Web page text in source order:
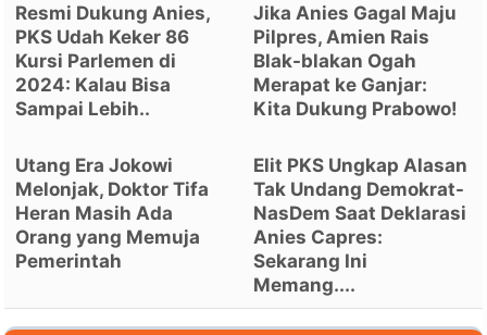
Resmi Dukung Anies,
PKS Udah Keker 86
Kursi Parlemen di
2024: Kalau Bisa
Sampai Lebih..
Jika Anies Gagal Maju
Pilpres, Amien Rais
Blak-blakan Ogah
Merapat ke Ganjar:
Kita Dukung Prabowo!
Utang Era Jokowi
Melonjak, Doktor Tifa
Heran Masih Ada
Orang yang Memuja
Pemerintah
Elit PKS Ungkap Alasan
Tak Undang Demokrat-
NasDem Saat Deklarasi
Anies Capres:
Sekarang Ini
Memang....